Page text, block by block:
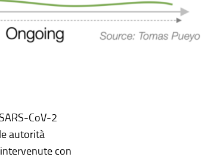
CoV-2
autorità
con